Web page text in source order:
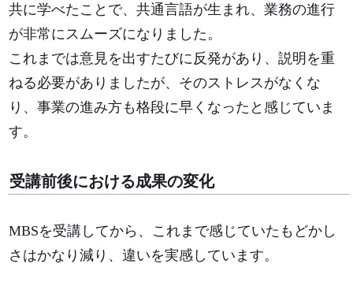
共に学べたことで、共通言語が生まれ、業務の進行
が非常にスムーズになりました。
これまでは意見を出すたびに反発があり、説明を重
ねる必要がありましたが、そのストレスがなくな
り、事業の進み方も格段に早くなったと感じていま
す。
受講前後における成果の変化
MBSを受講してから、これまで感じていたもどかし
さはかなり減り、違いを実感しています。